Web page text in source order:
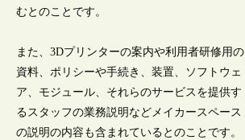
むとのことです。
また、3Dプリンターの案内や利用者研修用の
資料、ポリシーや手続き、装置、ソフトウェ
ア、モジュール、それらのサービスを提供す
るスタッフの業務説明などメイカースペース
の説明の内容も含まれているとのことです。